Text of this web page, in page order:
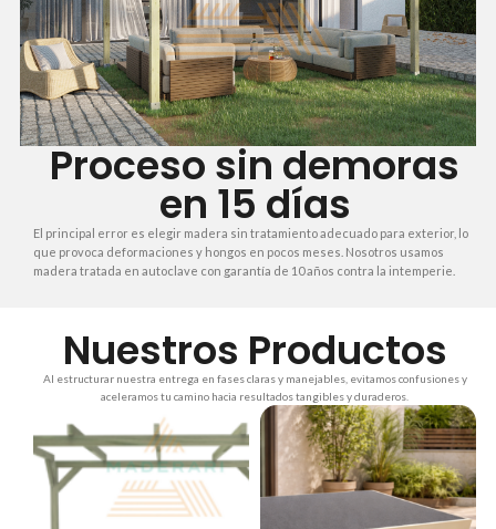
Proceso sin demoras
en 15 días
El principal error es elegir madera sin tratamiento adecuado para exterior, lo
que provoca deformaciones y hongos en pocos meses. Nosotros usamos
madera tratada en autoclave con garantía de 10 años contra la intemperie.
Nuestros Productos
Al estructurar nuestra entrega en fases claras y manejables, evitamos confusiones y
aceleramos tu camino hacia resultados tangibles y duraderos.